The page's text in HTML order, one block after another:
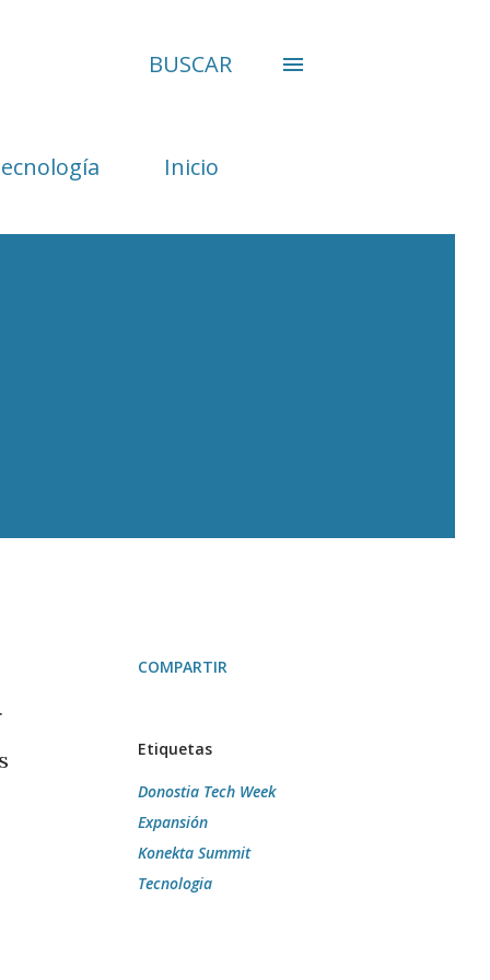
BUSCAR
Inicio
COMPARTIR
Etiquetas
Donostia Tech Week
Expansión
Konekta Summit
Tecnologia